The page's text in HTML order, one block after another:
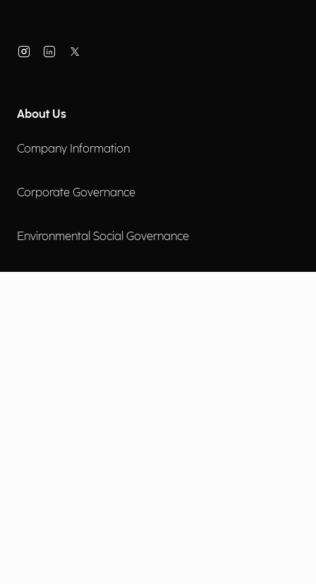
About Us
Company Information
Corporate Governance
Environmental Social Governance